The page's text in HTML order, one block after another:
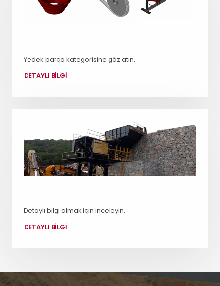
Yedek parça kategorisine göz atın.
DETAYLI BİLGİ
Detaylı bilgi almak için inceleyin.
DETAYLI BİLGİ